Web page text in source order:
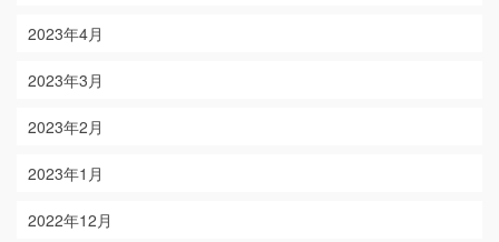
2023年4月
2023年3月
2023年2月
2023年1月
2022年12月